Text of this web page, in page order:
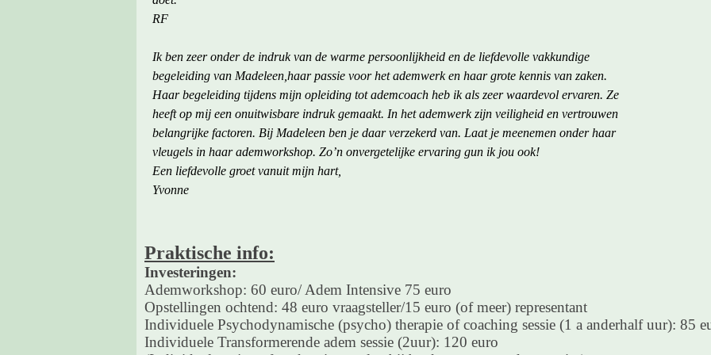
RF
Ik ben zeer onder de indruk van de warme persoonlijkheid en de liefdevolle vakkundige
begeleiding van Madeleen,haar passie voor het ademwerk en haar grote kennis van zaken.
Haar begeleiding tijdens mijn opleiding tot ademcoach heb ik als zeer waardevol ervaren. Ze
heeft op mij een onuitwisbare indruk gemaakt. In het ademwerk zijn veiligheid en vertrouwen
belangrijke factoren. Bij Madeleen ben je daar verzekerd van. Laat je meenemen onder haar
vleugels in haar ademworkshop. Zo’n onvergetelijke ervaring gun ik jou ook!
Een liefdevolle groet vanuit mijn hart,
Yvonne
Praktische info:
Investeringen:
Ademworkshop: 60 euro/ Adem Intensive 75 euro
Opstellingen ochtend: 48 euro vraagsteller/15 euro (of meer) representant
Individuele Psychodynamische (psycho) therapie of coaching sessie (1 a anderhalf uur): 85
Individuele Transformerende adem sessie (2uur): 120 euro